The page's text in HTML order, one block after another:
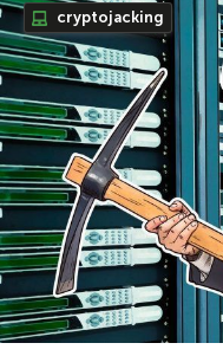
cryptojacking